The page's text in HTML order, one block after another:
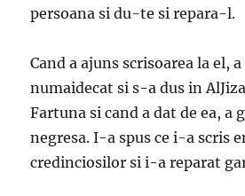
persoana si du-te si repara-l.
Cand a ajuns scrisoarea la el,
numaidecat si s-a dus in
Fartuna si cand a dat de ea, a
negresa. I-a spus ce i-a scris
credinciosilor si i-a reparat